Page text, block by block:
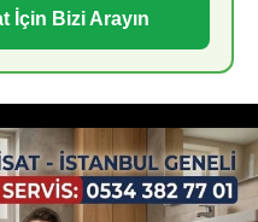
İçin Bizi Arayın